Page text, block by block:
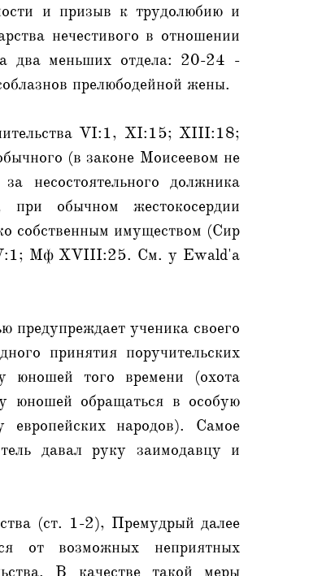
и призыв к трудолюбию и
нечестивого в отношении
два меньших отдела: 20-24 -
прелюбодейной жены.
VI:1, XI:15; XIII:18;
(в законе Моисеевом не
несостоятельного должника
при обычном жестокосердии
собственным имуществом (Сир
Мф XVIII:25. См. у Ewald'a
предупреждает ученика своего
принятия поручительских
юношей того времени (охота
юношей обращаться в особую
народов). Самое
давал руку заимодавцу и
(ст. 1-2), Премудрый далее
от возможных неприятных
В качестве такой меры